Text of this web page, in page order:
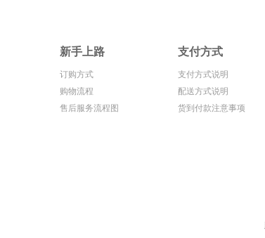
新手上路
订购方式
购物流程
售后服务流程图
支付方式
支付方式说明
配送方式说明
货到付款注意事项